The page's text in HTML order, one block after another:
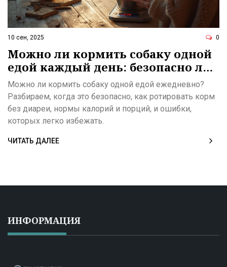
10 сен, 2025 0
Можно ли кормить собаку одной
едой каждый день: безопасно ли
и как делать это правильно
Можно ли кормить собаку одной едой ежедневно?
Разбираем, когда это безопасно, как ротировать корм
без диареи, нормы калорий и порций, и ошибки,
которых легко избежать.
ЧИТАТЬ ДАЛЕЕ
ИНФОРМАЦИЯ